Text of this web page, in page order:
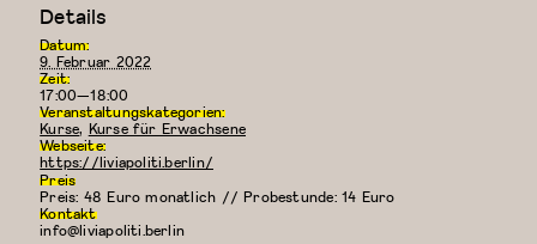
Details
Datum:
9. Februar 2022
Zeit:
17:00—18:00
Veranstaltungskategorien:
Kurse, Kurse für Erwachsene
Webseite:
https://liviapoliti.berlin/
Preis
Preis: 48 Euro monatlich // Probestunde: 14 Euro
Kontakt
info@liviapoliti.berlin